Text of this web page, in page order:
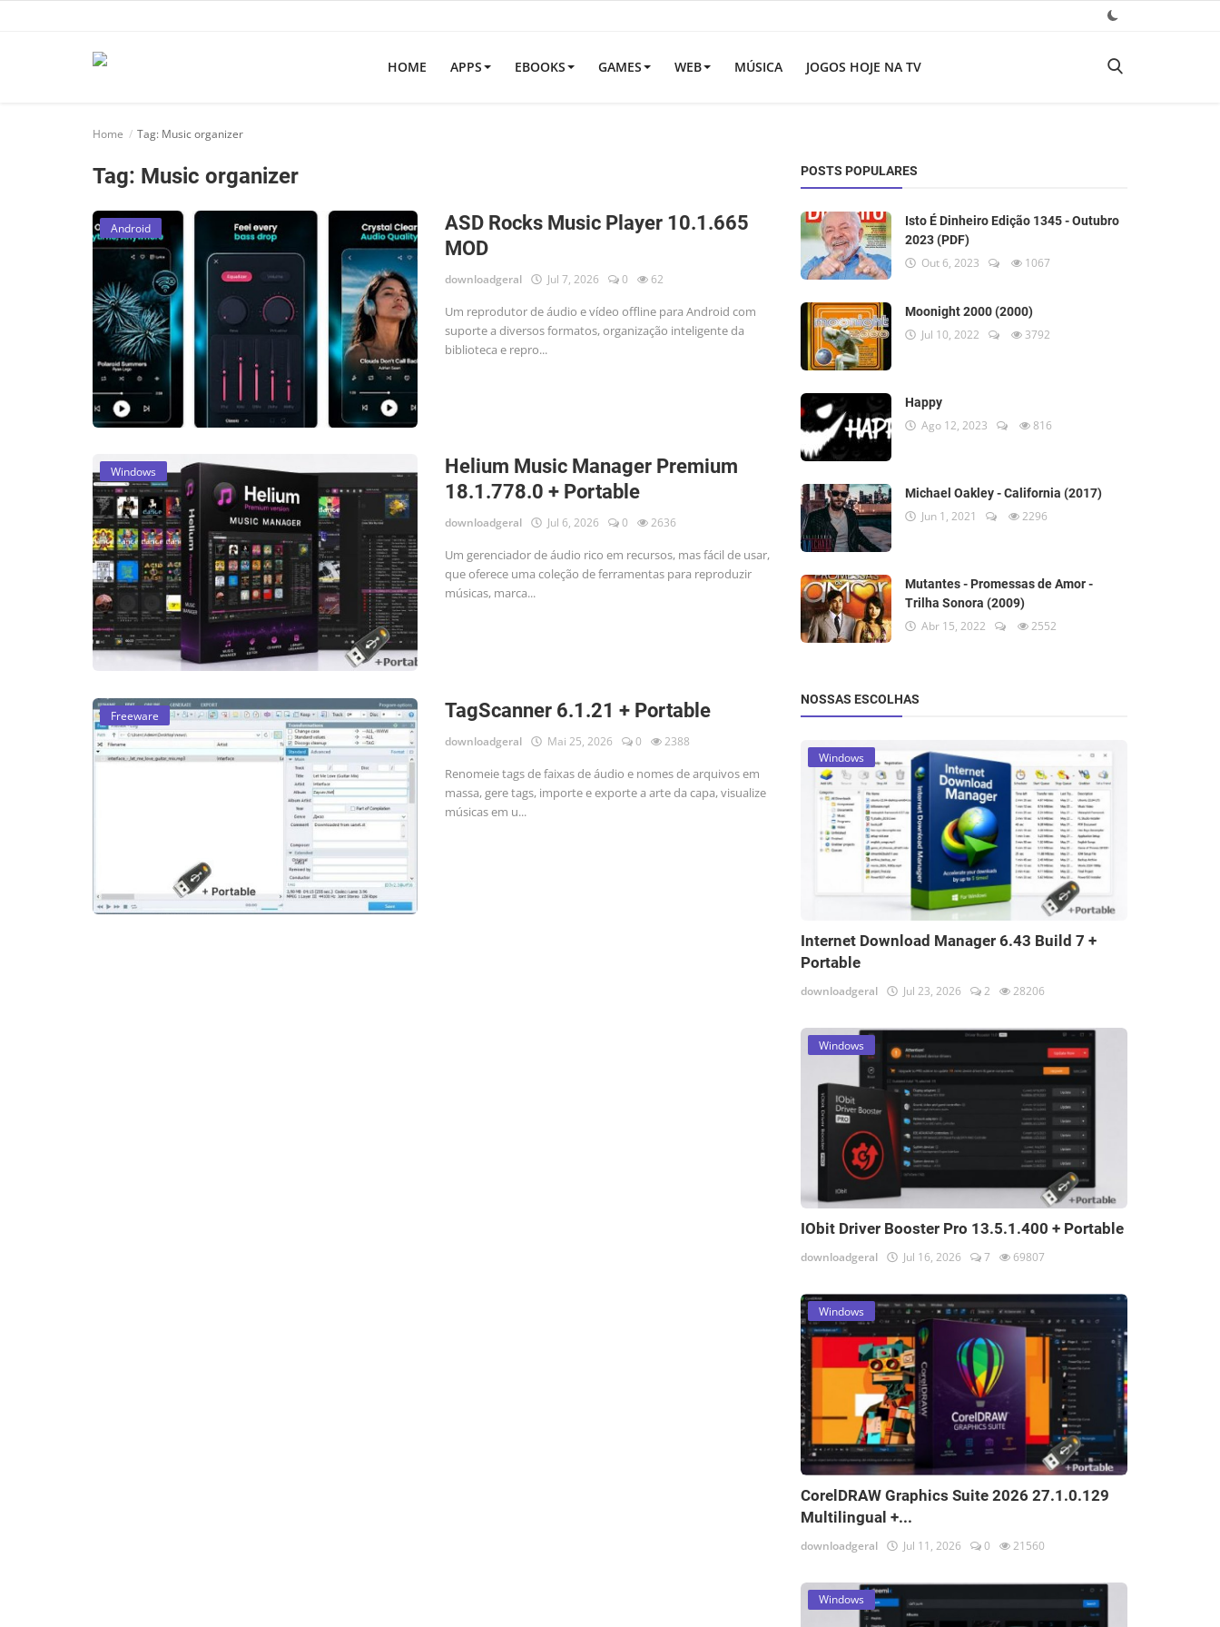
HOME APPS EBOOKS GAMES WEB MÚSICA JOGOS HOJE NA TV
Jogos hoje na TV
Home Tag: Music organizer
Tag: Music organizer
Android
ASD Rocks Music Player 10.1.665
MOD
downloadgeral Jul 7, 2026 0 62
Um reprodutor de áudio e vídeo offline para Android com
suporte a diversos formatos, organização inteligente da
biblioteca e repro...
Windows
Helium Music Manager Premium
18.1.778.0 + Portable
downloadgeral Jul 6, 2026 0 2636
Um gerenciador de áudio rico em recursos, mas fácil de usar,
que oferece uma coleção de ferramentas para reproduzir
músicas, marca...
Freeware TagScanner 6.1.21 + Portable
downloadgeral Mai 25, 2026 0 2388
Renomeie tags de faixas de áudio e nomes de arquivos em
massa, gere tags, importe e exporte a arte da capa, visualize
músicas em u...
POSTS POPULARES
Isto É Dinheiro Edição 1345 - Outubro
2023 (PDF)
Out 6, 2023 1067
Moonight 2000 (2000)
Jul 10, 2022 3792
Happy
Ago 12, 2023 816
Michael Oakley - California (2017)
Jun 1, 2021 2296
Mutantes - Promessas de Amor -
Trilha Sonora (2009)
Abr 15, 2022 2552
NOSSAS ESCOLHAS
Windows
Internet Download Manager 6.43 Build 7 +
Portable
downloadgeral Jul 23, 2026 2 28206
Windows
IObit Driver Booster Pro 13.5.1.400 + Portable
downloadgeral Jul 16, 2026 7 69807
Windows
CorelDRAW Graphics Suite 2026 27.1.0.129
Multilingual +...
downloadgeral Jul 11, 2026 0 21560
Windows